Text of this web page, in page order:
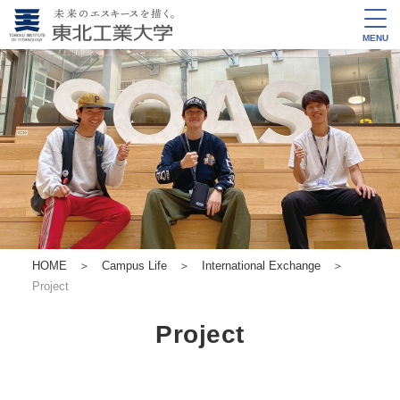
MENU
HOME ＞ Campus Life＞ International Exchange＞
Project
Project